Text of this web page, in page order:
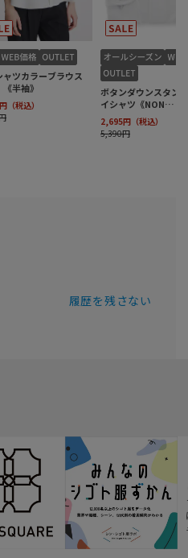
履歴を残さない